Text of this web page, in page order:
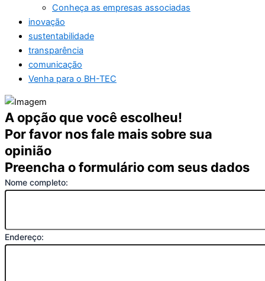
Conheça as empresas associadas
inovação
sustentabilidade
transparência
comunicação
Venha para o BH-TEC
A opção que você escolheu!
Por favor nos fale mais sobre sua
opinião
Preencha o formulário com seus dados
Nome completo:
Endereço: